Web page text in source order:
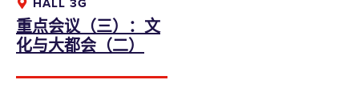
bodwreg2019@connexustravel.com
HALL 3G
重点会议（三）：文
化与大都会（二）